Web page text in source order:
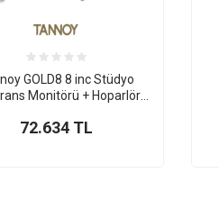
GOLD8 8 inc Stüdyo
Monitörü + Hoparlör
Kablosu (ÇİFT)
72.634TL